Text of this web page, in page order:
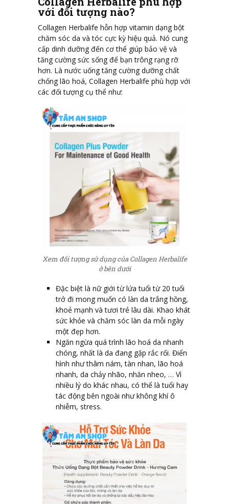
với đối tượng nào?
Collagen Herbalife hỗn hợp vitamin dạng bột
chăm sóc da và tóc cực kỳ hiệu quả. Nó cung
cấp dinh dưỡng đến cơ thể giúp bảo vệ và
tăng cường sức sống để bạn trông rạng rỡ
hơn. Là nước uống tăng cường dưỡng chất
chống lão hoá, Collagen Herbalife phù hợp với
các đối tượng cụ thể như:
Xem đối tượng sử dụng của Collagen Herbalife
ở bên dưới
Đặc biệt là nữ giới từ lứa tuổi từ 20 tuổi
trở đi mong muốn có làn da trắng hồng,
khoẻ mạnh và tươi trẻ lâu dài. Khao khát
sức khỏe và chăm sóc làn da mỗi ngày
một đẹp hơn.
Ngăn ngừa quá trình lão hoá da nhanh
chóng, nhất là da đang gặp rắc rối. Điển
hình như thâm nám, tàn nhan, lão hoá
nhanh, da chảy nhão, nhăn nheo, … Vì
nhiều lý do khác nhau, có thể là tuổi hay
tác động bên ngoài như không khí ô
nhiễm, stress.